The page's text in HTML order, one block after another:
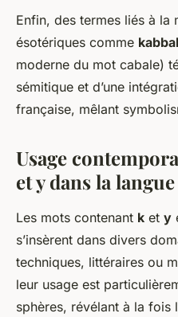
Enfin, des termes liés à la
ésotériques comme
moderne du mot cabale)
sémitique et d’une
française, mêlant
Usage
etydans la
Les mots contenant k et y
s’insèrent dans divers
techniques, littéraires ou
leur usage est
sphères, révélant à la fois